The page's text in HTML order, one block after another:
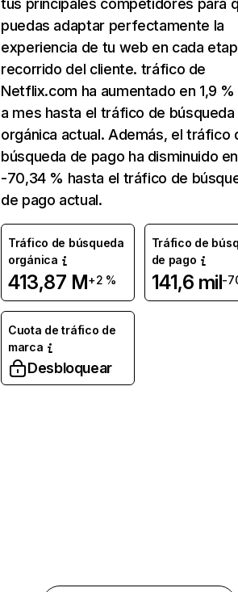
tus principales competidores para
puedas adaptar perfectamente la
experiencia de tu web en cada
recorrido del cliente. tráfico de
Netflix.com ha aumentado en 1,9
a mes hasta el tráfico de búsqueda
orgánica actual. Además, el tráfico
búsqueda de pago ha disminuido en
-70,34 % hasta el tráfico de
de pago actual.
Tráfico de búsqueda
orgánica
413,87 M+2 %
Tráfico de
de pago
141,6 mil-
Cuota de tráfico de
marca
Desbloquear